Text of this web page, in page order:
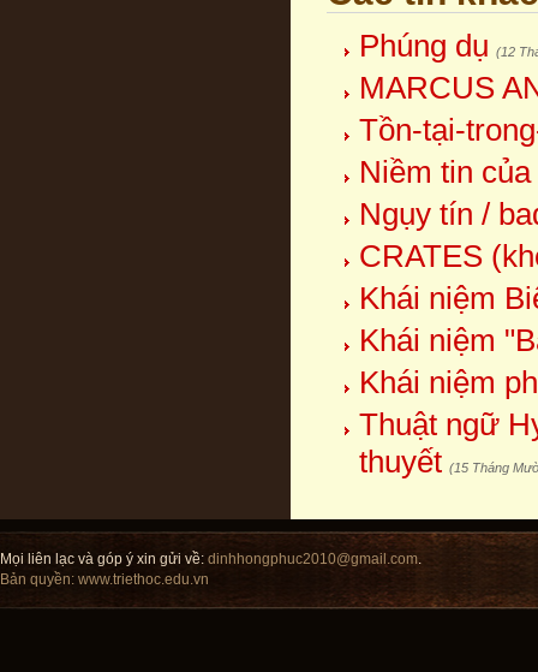
Phúng dụ (12
MARCUS
Tồn-tại-
Niềm tin
Ngụy tín /
CRATES
Khái niệm
Khái niệm
Khái niệm
Thuật ngữ
thuyết (15 Tháng
Mọi liên lạc và góp ý xin gửi về: dinhhongphuc2010@gmail.com.
Bản quyền: www.triethoc.edu.vn